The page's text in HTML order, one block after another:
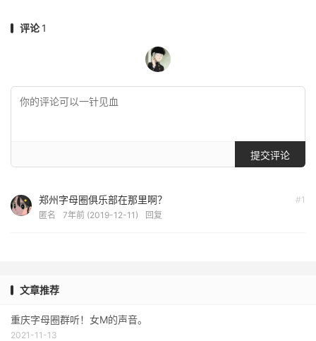
评论1
提交评论
#1
郑州字母圈俱乐部在那里啊？
匿名 7年前 (2019-12-11) 回复
文章推荐
重庆字母圈群听！女M的声音。
2021-11-13